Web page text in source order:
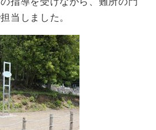
当しました。